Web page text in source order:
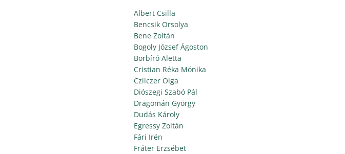
Albert Csilla
Bencsik Orsolya
Bene Zoltán
Bogoly József Ágoston
Borbíró Aletta
Cristian Réka Mónika
Czilczer Olga
Diószegi Szabó Pál
Dragomán György
Dudás Károly
Egressy Zoltán
Fári Irén
Fráter Erzsébet